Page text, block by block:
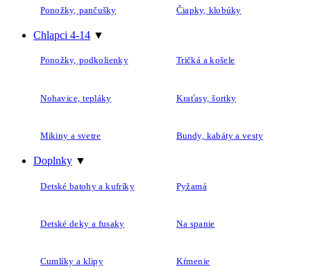
Ponožky, pančušky Čiapky, klobúky
Chlapci 4-14 ▼
Ponožky, podkolienky Tričká a košele
Nohavice, tepláky Kraťasy, šortky
Mikiny a svetre Bundy, kabáty a vesty
Doplnky ▼
Detské batohy a kufríky Pyžamá
Detské deky a fusaky Na spanie
Cumlíky a klipy Kŕmenie